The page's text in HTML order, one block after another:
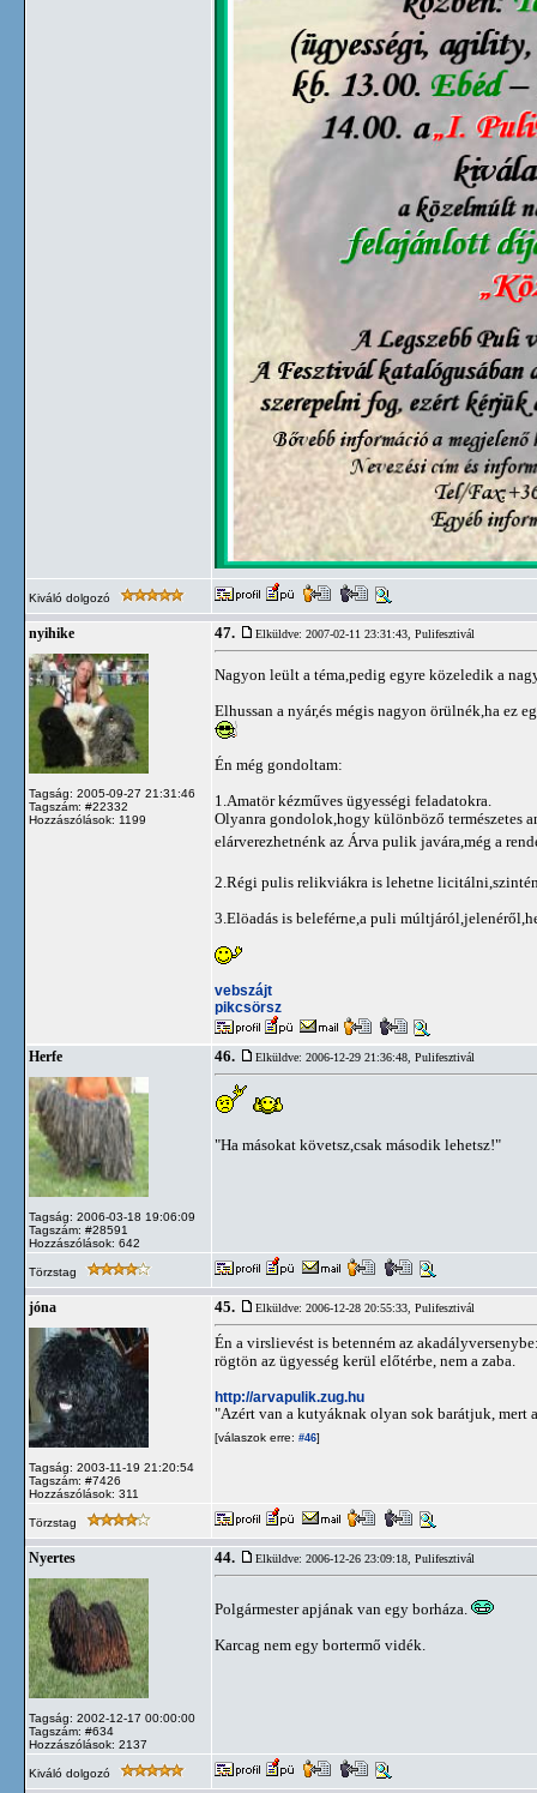
Kiváló dolgozó
nyihike
Tagság: 2005-09-27 21:31:46
Tagszám: #22332
Hozzászólások: 1199
47. Elküldve: 2007-02-11 23:31:43, Pulifesztivál
Nagyon leült a téma,pedig egyre közeledik a
Elhussan a nyár,és mégis nagyon örülnék,ha ez
Én még gondoltam:
1.Amatör kézműves ügyességi feladatokra.
Olyanra gondolok,hogy különböző természetes
elárverezhetnénk az Árva pulik javára,még a
2.Régi pulis relikviákra is lehetne
3.Elöadás is beleférne,a puli
vebszájt
pikcsörsz
Herfe
Tagság: 2006-03-18 19:06:09
Tagszám: #28591
Hozzászólások: 642
46. Elküldve: 2006-12-29 21:36:48, Pulifesztivál
"Ha másokat követsz,csak második lehetsz!"
Törzstag
jóna
Tagság: 2003-11-19 21:20:54
Tagszám: #7426
Hozzászólások: 311
45. Elküldve: 2006-12-28 20:55:33, Pulifesztivál
Én a virslievést is betenném az
rögtön az ügyesség kerül előtérbe, nem a zaba.
http://arvapulik.zug.hu
"Azért van a kutyáknak olyan sok barátjuk,
[válaszok erre: #46]
Törzstag
Nyertes
Tagság: 2002-12-17 00:00:00
Tagszám: #634
Hozzászólások: 2137
44. Elküldve: 2006-12-26 23:09:18, Pulifesztivál
Polgármester apjának van egy borháza.
Karcag nem egy bortermő vidék.
Kiváló dolgozó